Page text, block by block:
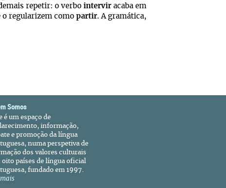
repetir: o verbo intervir acaba em
o regularizem como partir. A gramática,
Somos
é um espaço de
informação,
e promoção da língua
numa perspetiva de
dos valores culturais
oito países de língua oficial
fundado em 1997.